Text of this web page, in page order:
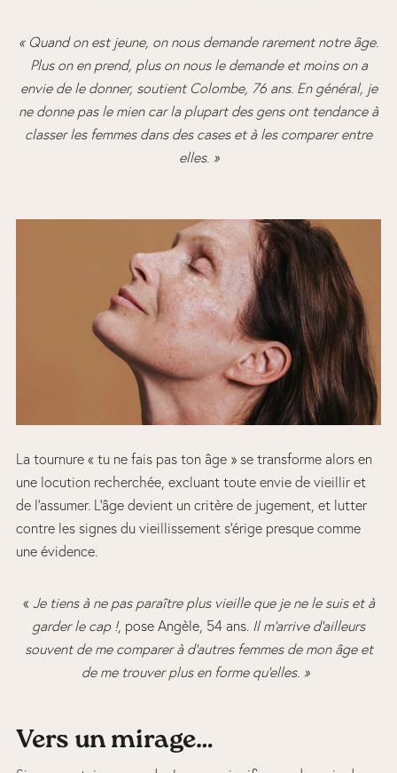
« Quand on est jeune, on nous demande rarement notre âge.
Plus on en prend, plus on nous le demande et moins on a
envie de le donner, soutient Colombe, 76 ans. En général, je
ne donne pas le mien car la plupart des gens ont tendance à
classer les femmes dans des cases et à les comparer entre
elles. »
La tournure « tu ne fais pas ton âge » se transforme alors en
une locution recherchée, excluant toute envie de vieillir et
de l’assumer. L’âge devient un critère de jugement, et lutter
contre les signes du vieillissement s’érige presque comme
une évidence.
« Je tiens à ne pas paraître plus vieille que je ne le suis et à
garder le cap !, pose Angèle, 54 ans. Il m’arrive d’ailleurs
souvent de me comparer à d’autres femmes de mon âge et
de me trouver plus en forme qu’elles. »
Vers un mirage…